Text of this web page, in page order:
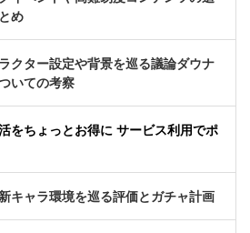
め
クター設定や背景を巡る議論ダウナ
いての考察
をちょっとお得に サービス利用でポ
キャラ環境を巡る評価とガチャ計画